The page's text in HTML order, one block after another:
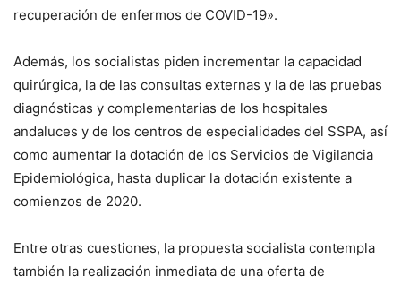
recuperación de enfermos de COVID-19».
Además, los socialistas piden incrementar la capacidad
quirúrgica, la de las consultas externas y la de las pruebas
diagnósticas y complementarias de los hospitales
andaluces y de los centros de especialidades del SSPA, así
como aumentar la dotación de los Servicios de Vigilancia
Epidemiológica, hasta duplicar la dotación existente a
comienzos de 2020.
Entre otras cuestiones, la propuesta socialista contempla
también la realización inmediata de una oferta de